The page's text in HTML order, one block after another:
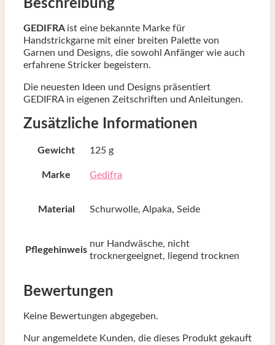
Beschreibung
GEDIFRA ist eine bekannte Marke für
Handstrickgarne mit einer breiten Palette von
Garnen und Designs, die sowohl Anfänger wie auch
erfahrene Stricker begeistern.
Die neuesten Ideen und Designs präsentiert
GEDIFRA in eigenen Zeitschriften und Anleitungen.
Zusätzliche Informationen
Gewicht 125 g
Marke Gedifra
Material Schurwolle, Alpaka, Seide
Pflegehinweis
nur Handwäsche, nicht
trocknergeeignet, liegend trocknen
Bewertungen
Keine Bewertungen abgegeben.
Nur angemeldete Kunden, die dieses Produkt gekauft